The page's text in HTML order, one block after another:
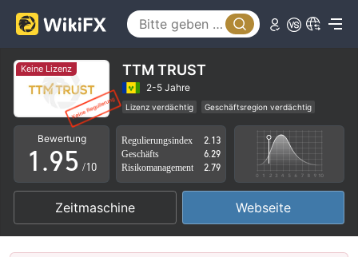
Keine Lizenz TTM TRUST
2-5 Jahre
Lizenz verdächtig
Geschäftsregion verdächtig
Hohes potenzielles Risiko
Bewertung
0
1
2
3
.
5
6
7
8
9
1
2
3
4
5
6
7
/10
Regulierungsindex
2.13
Geschäfts
6.29
Risikomanagement
2.79
Zeitmaschine Webseite